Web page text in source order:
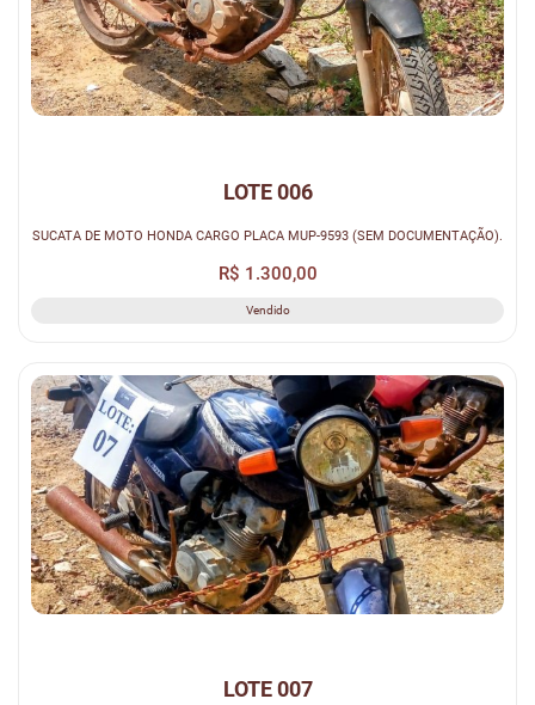
LOTE 006
SUCATA DE MOTO HONDA CARGO PLACA MUP-9593 (SEM DOCUMENTAÇÃO).
R$ 1.300,00
Vendido
LOTE 007